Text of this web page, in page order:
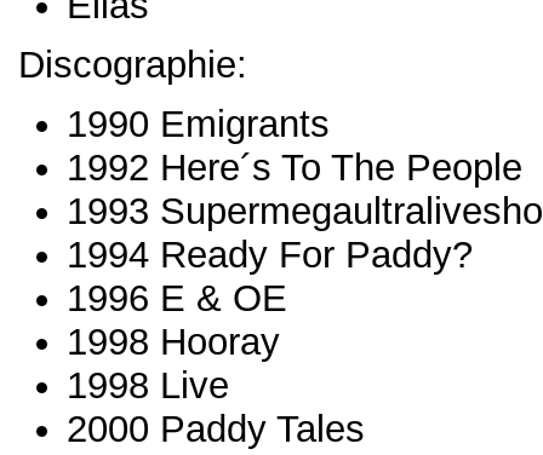
Discographie:
1990 Emigrants
1992 Here´s To The People
1993
1994 Ready For Paddy?
1996 E & OE
1998 Hooray
1998 Live
2000 Paddy Tales